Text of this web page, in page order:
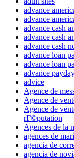
advance
advance
advance cash
advance cash
advance cash
advance loan
advance loan
advance
advice
Agence de
Agence de
Agence de
rГ©putation
Agences de la
agences de
agencia de
agencia de